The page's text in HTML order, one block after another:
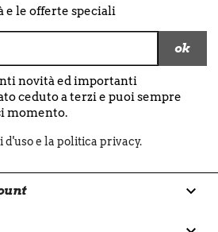
e le offerte speciali
novità ed importanti
ceduto a terzi e puoi sempre
momento.
d'uso e la politica privacy.
